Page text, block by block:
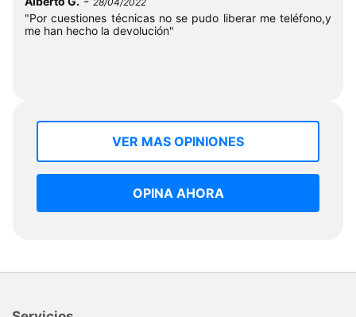
"Por cuestiones técnicas no se pudo liberar me teléfono,y
me han hecho la devolución"
VER MAS OPINIONES
OPINA AHORA